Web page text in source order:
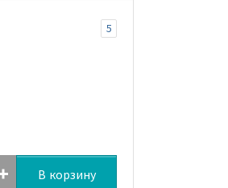
5
В корзину